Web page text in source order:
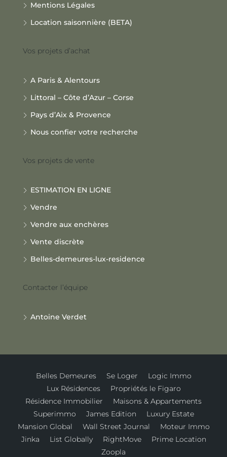
Mentions Légales
Location saisonnière (BETA)
Vos projets d’achat
A Paris & Alentours
Littoral – Côte d’Azur – Corse
Pays d’Aix & Provence
Nous confier votre recherche
Vos projets de vente
ESTIMATION EN LIGNE
Vendre
Vendre aux enchères
Vente discrète
Belles-demeures-lux-residence
Contacter l’équipe
Antoine Verdet
Belles Demeures Se Loger
Logic Immo
Lux Résidences
Propriétés le Figaro
Résidence Immobilier
Maisons & Appartements
Superimmo
James Edition
Luxury Estate
Mansion Global
Wall Street Journal
Moteur Immo
Jinka
List Globally RightMove
Prime Location
Zoopla